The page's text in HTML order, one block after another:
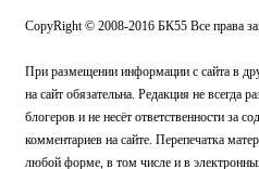
CopyRight © 2008-2016 БК55 Все права
При размещении информации с сайта в
на сайт обязательна. Редакция не всегда
блогеров и не несёт ответственности за
комментариев на сайте. Перепечатка
любой форме, в том числе и в